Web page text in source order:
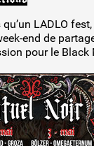
LADLO
end de
pour le Black